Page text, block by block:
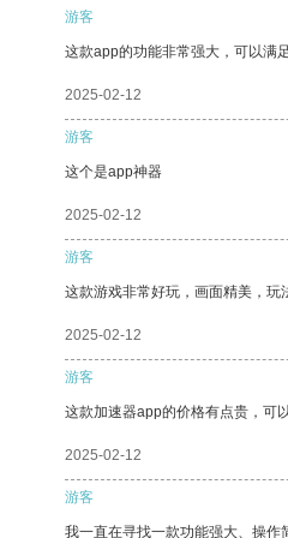
游客
这款app的功能非常强大，可以满
2025-02-12
游客
这个是app神器
2025-02-12
游客
这款游戏非常好玩，画面精美，玩
2025-02-12
游客
这款加速器app的价格有点贵，可
2025-02-12
游客
我一直在寻找一款功能强大、操作